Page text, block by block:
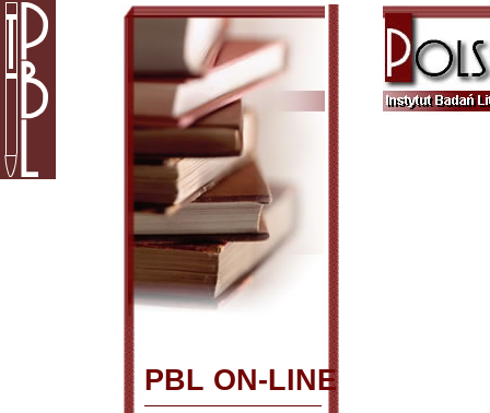
PBL ON-LINE